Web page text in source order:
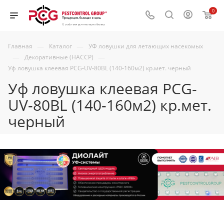
0
Главная — Каталог — УФ ловушки для летающих насекомых
— Декоративные (HACCP) —
Уф ловушка клеевая PCG-UV-80BL (140-160м2) кр.мет. черный
Уф ловушка клеевая PCG-
UV-80BL (140-160м2) кр.мет.
черный